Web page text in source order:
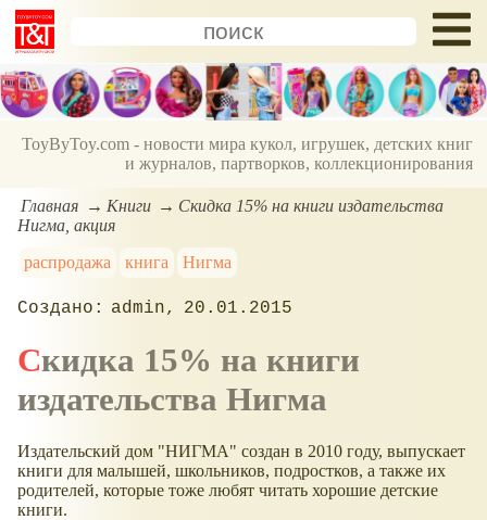
ToyByToy.com - новости мира кукол, игрушек, детских книг
и журналов, партворков, коллекционирования
Главная Книги
Скидка 15% на книги издательства
Нигма, акция
распродажа
книга Нигма
admin 20.01.2015
Скидка 15% на книги
издательства Нигма
Издательский дом "НИГМА" создан в 2010 году, выпускает
книги для малышей, школьников, подростков, а также их
родителей, которые тоже любят читать хорошие детские
книги.